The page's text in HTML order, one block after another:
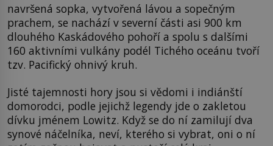
navršená sopka, vytvořená lávou a sopečným
prachem, se nachází v severní části asi 900 km
dlouhého Kaskádového pohoří a spolu s dalšími
160 aktivními vulkány podél Tichého oceánu tvoří
tzv. Pacifický ohnivý kruh.
Jisté tajemnosti hory jsou si vědomi i indiánští
domorodci, podle jejichž legendy jde o zakletou
dívku jménem Lowitz. Když se do ní zamilují dva
synové náčelníka, neví, kterého si vybrat, oni o ní